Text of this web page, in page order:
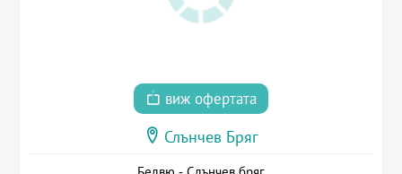
виж офертата
Слънчев Бряг